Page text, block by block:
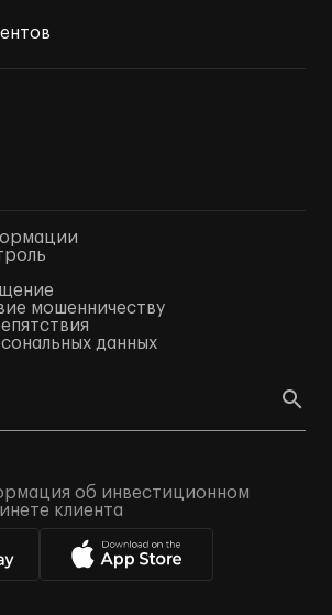
мошенничеству
данных
об инвестиционном
клиента